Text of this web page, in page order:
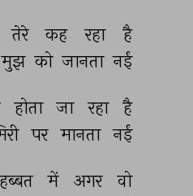
तेरे कह रहा
है
मुझ को जानता नईं
होता जा रहा
है
पर मानता नईं
में अगर
वो